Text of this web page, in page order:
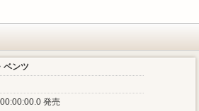
ベンツ
発売